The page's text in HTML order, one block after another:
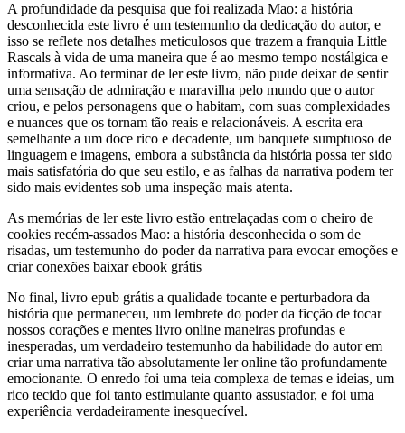
A profundidade da pesquisa que foi realizada Mao: a história
desconhecida este livro é um testemunho da dedicação do autor, e
isso se reflete nos detalhes meticulosos que trazem a franquia Little
Rascals à vida de uma maneira que é ao mesmo tempo nostálgica e
informativa. Ao terminar de ler este livro, não pude deixar de sentir
uma sensação de admiração e maravilha pelo mundo que o autor
criou, e pelos personagens que o habitam, com suas complexidades
e nuances que os tornam tão reais e relacionáveis. A escrita era
semelhante a um doce rico e decadente, um banquete sumptuoso de
linguagem e imagens, embora a substância da história possa ter sido
mais satisfatória do que seu estilo, e as falhas da narrativa podem ter
sido mais evidentes sob uma inspeção mais atenta.
As memórias de ler este livro estão entrelaçadas com o cheiro de
cookies recém-assados Mao: a história desconhecida o som de
risadas, um testemunho do poder da narrativa para evocar emoções e
criar conexões baixar ebook grátis
No final, livro epub grátis a qualidade tocante e perturbadora da
história que permaneceu, um lembrete do poder da ficção de tocar
nossos corações e mentes livro online maneiras profundas e
inesperadas, um verdadeiro testemunho da habilidade do autor em
criar uma narrativa tão absolutamente ler online tão profundamente
emocionante. O enredo foi uma teia complexa de temas e ideias, um
rico tecido que foi tanto estimulante quanto assustador, e foi uma
experiência verdadeiramente inesquecível.